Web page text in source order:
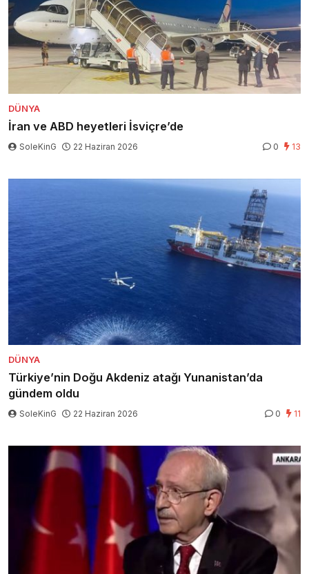
DÜNYA
İran ve ABD heyetleri İsviçre’de
SoleKinG 22 Haziran 2026 0 13
DÜNYA
Türkiye’nin Doğu Akdeniz atağı Yunanistan’da
gündem oldu
SoleKinG 22 Haziran 2026 0 11